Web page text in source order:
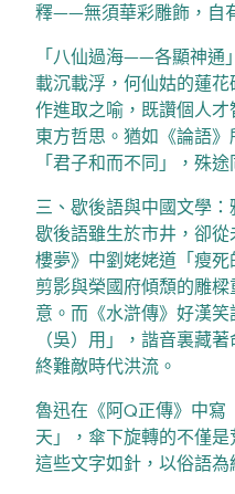
釋——無須華彩雕飾，自
「八仙過海——各顯神通
載沉載浮，何仙姑的蓮
作進取之喻，既讚個人
東方哲思。猶如《論語》
「君子和而不同」，殊
三、歇後語與中國文學
歇後語雖生於市井，卻
樓夢》中劉姥姥道「瘦
剪影與榮國府傾頹的雕
意。而《水滸傳》好漢
（吳）用」，諧音裏藏
終難敵時代洪流。
魯迅在《阿Q正傳》中
天」，傘下旋轉的不僅
這些文字如針，以俗語